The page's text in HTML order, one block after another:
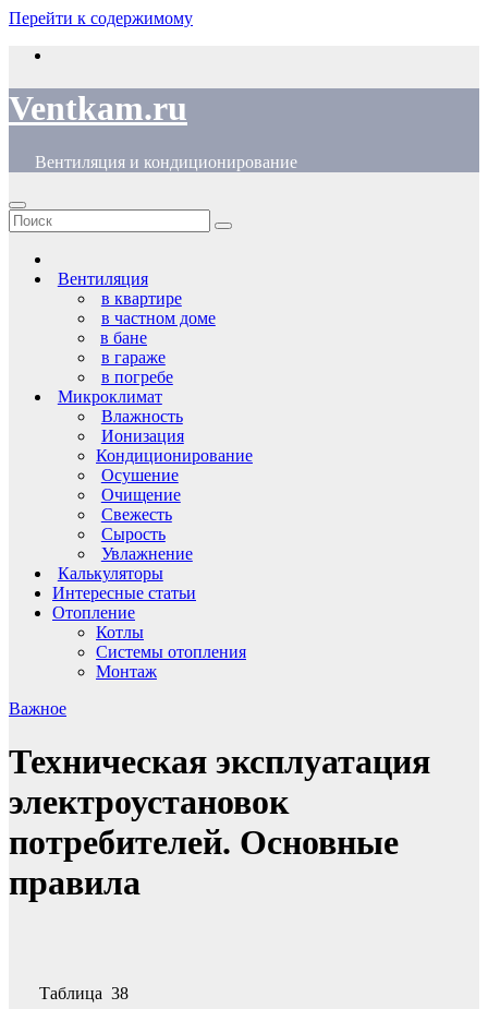
Перейти к содержимому
Ventkam.ru
Вентиляция и кондиционирование
Вентиляция
в квартире
в частном доме
в бане
в гараже
в погребе
Микроклимат
Влажность
Ионизация
Кондиционирование
Осушение
Очищение
Свежесть
Сырость
Увлажнение
Калькуляторы
Интересные статьи
Отопление
Котлы
Системы отопления
Монтаж
Важное
Техническая эксплуатация
электроустановок
потребителей. Основные
правила
Таблица 38